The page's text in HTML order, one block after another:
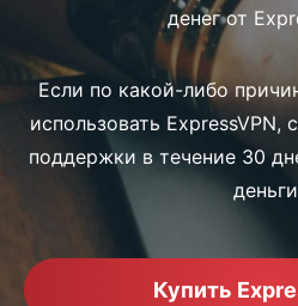
денег от
Если по какой-либо
использовать
поддержки в течение 30
Купить